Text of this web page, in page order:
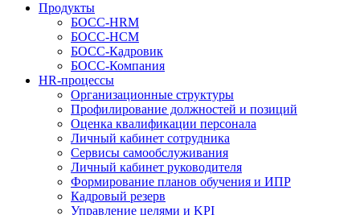
Продукты
БОСС-HRM
БОСС-HCM
БОСС-Кадровик
БОСС-Компания
HR-процессы
Организационные структуры
Профилирование должностей и позиций
Оценка квалификации персонала
Личный кабинет сотрудника
Сервисы самообслуживания
Личный кабинет руководителя
Формирование планов обучения и ИПР
Кадровый резерв
Управление целями и KPI